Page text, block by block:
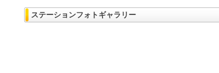
ステーションフォトギャラリー